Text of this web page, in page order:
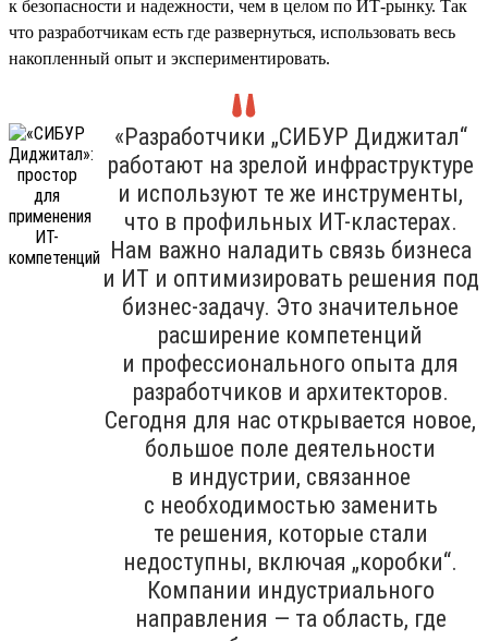
к безопасности и надежности, чем в целом по ИТ-рынку. Так
что разработчикам есть где развернуться, использовать весь
накопленный опыт и экспериментировать.
«Разработчики „СИБУР Диджитал“
работают на зрелой инфраструктуре
и используют те же инструменты,
что в профильных ИТ-кластерах.
Нам важно наладить связь бизнеса
и ИТ и оптимизировать решения под
бизнес-задачу. Это значительное
расширение компетенций
и профессионального опыта для
разработчиков и архитекторов.
Сегодня для нас открывается новое,
большое поле деятельности
в индустрии, связанное
с необходимостью заменить
те решения, которые стали
недоступны, включая „коробки“.
Компании индустриального
направления — та область, где